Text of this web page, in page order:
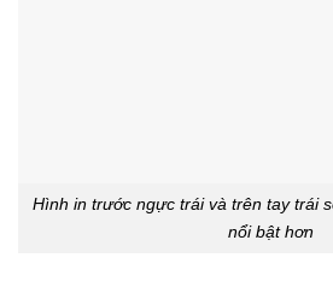
Hình in trước ngực trái và trên tay trái
nổi bật hơn